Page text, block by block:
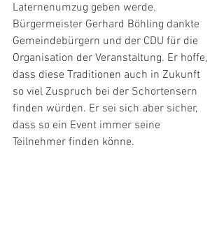
Laternenumzug geben werde.
Bürgermeister Gerhard Böhling dankte
Gemeindebürgern und der CDU für die
Organisation der Veranstaltung. Er hoffe,
dass diese Traditionen auch in Zukunft
so viel Zuspruch bei der Schortensern
finden würden. Er sei sich aber sicher,
dass so ein Event immer seine
Teilnehmer finden könne.